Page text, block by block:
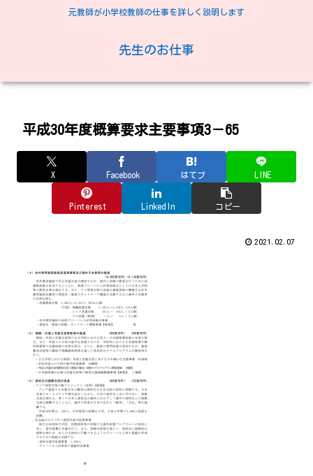
元教師が小学校教師の仕事を詳しく説明します
先生のお仕事
平成30年度概算要求主要事項3－65
X Facebook はてブ LINE
Pinterest LinkedIn コピー
2021.02.07